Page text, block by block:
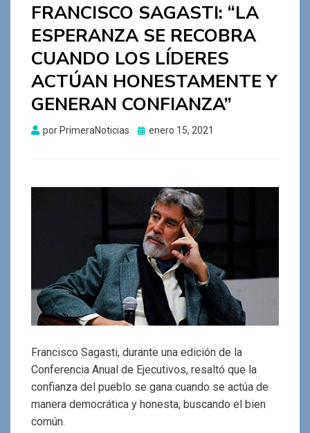
FRANCISCO SAGASTI: “LA
ESPERANZA SE RECOBRA
CUANDO LOS LÍDERES
ACTÚAN HONESTAMENTE Y
GENERAN CONFIANZA”
por PrimeraNoticias
Publicado
enero 15, 2021
Francisco Sagasti, durante una edición de la
Conferencia Anual de Ejecutivos, resaltó que la
confianza del pueblo se gana cuando se actúa de
manera democrática y honesta, buscando el bien
común.